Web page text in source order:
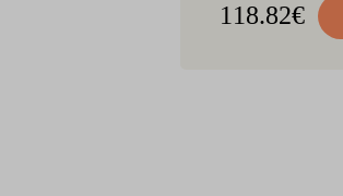
118.82€